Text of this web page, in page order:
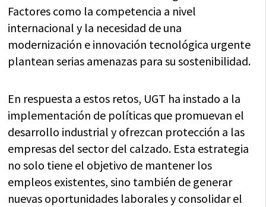
Factores como la competencia a nivel
internacional y la necesidad de una
modernización e innovación tecnológica urgente
plantean serias amenazas para su sostenibilidad.
En respuesta a estos retos, UGT ha instado a la
implementación de políticas que promuevan el
desarrollo industrial y ofrezcan protección a las
empresas del sector del calzado. Esta estrategia
no solo tiene el objetivo de mantener los
empleos existentes, sino también de generar
nuevas oportunidades laborales y consolidar el